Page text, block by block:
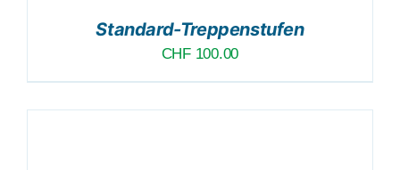
Standard-Treppenstufen
CHF 100.00